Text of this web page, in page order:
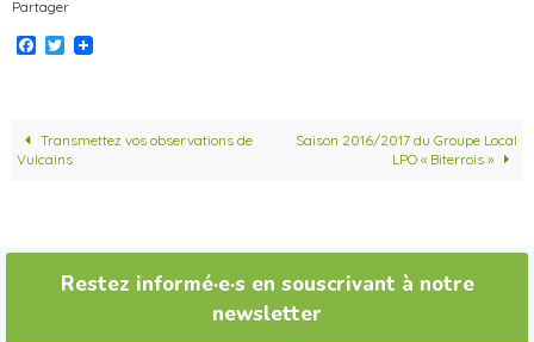
Partager
F
o
o
T
e
r
Transmettez vos observations de
Vulcains
Saison 2016/2017 du Groupe Local
LPO « Biterrois »
Restez informé·e·s en souscrivant à notre
newsletter